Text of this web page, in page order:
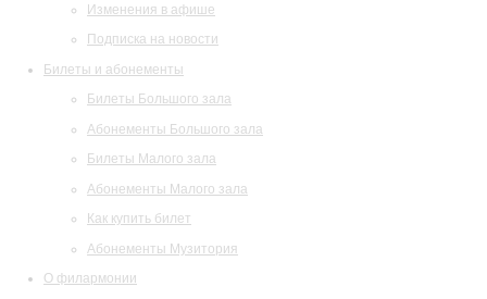
Изменения в афише
Подписка на новости
Билеты и абонементы
Билеты Большого зала
Абонементы Большого зала
Билеты Малого зала
Абонементы Малого зала
Как купить билет
Абонементы Музитория
О филармонии